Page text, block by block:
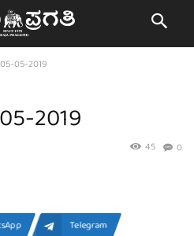
05-2019
2019
0
45
Telegram